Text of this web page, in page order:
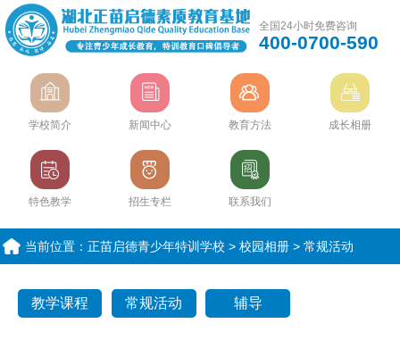
全国24小时免费咨询
400-0700-590
学校简介 新闻中心 教育方法 成长相册
特色教学 招生专栏 联系我们
当前位置： 正苗启德青少年特训学校 > 校园相册 > 常规活动
教学课程 常规活动 辅导